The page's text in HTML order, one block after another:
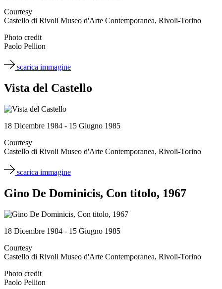
Courtesy
Castello di Rivoli Museo d'Arte Contemporanea, Rivoli-Torino
Photo credit
Paolo Pellion
scarica immagine
Vista del Castello
18 Dicembre 1984 - 15 Giugno 1985
Courtesy
Castello di Rivoli Museo d'Arte Contemporanea, Rivoli-Torino
scarica immagine
Gino De Dominicis, Con titolo, 1967
18 Dicembre 1984 - 15 Giugno 1985
Courtesy
Castello di Rivoli Museo d'Arte Contemporanea, Rivoli-Torino
Photo credit
Paolo Pellion